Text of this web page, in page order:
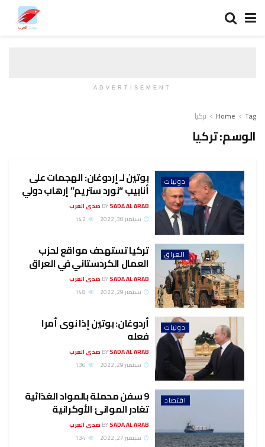
ADVERTISEMENT
Home Tag تركيا
الوسم:تركيا
دوليات بوتين لـ إردوغان: الهجمات على
أنابيب “نورد ستريم” إرهاب دولي
BYSADA AL ARAB صدى العرب
سبتمبر 30, 2022
العراق تركيا تستهدف مواقع لحزب
العمال الكردستاني في العراق
BYSADA AL ARAB صدى العرب
سبتمبر 29, 2022
دوليات أردوغان: بوتين إذا نوى أمرا
فعله
BYSADA AL ARAB صدى العرب
سبتمبر 29, 2022
اقتصاد 9 سفن محملة بالمواد الغذائية
تغادر الموانئ الأوكرانية
BYSADA AL ARAB صدى العرب
سبتمبر 27, 2022